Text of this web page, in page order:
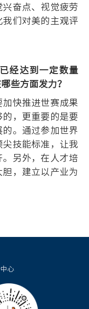
奋点、视觉疲劳
们对美的主观评
经达到一定数量
些方面发力？
快推进世赛成果
，更重要的是要
。通过参加世界
技能标准，让我
另外，在人才培
，建立以产业为
心